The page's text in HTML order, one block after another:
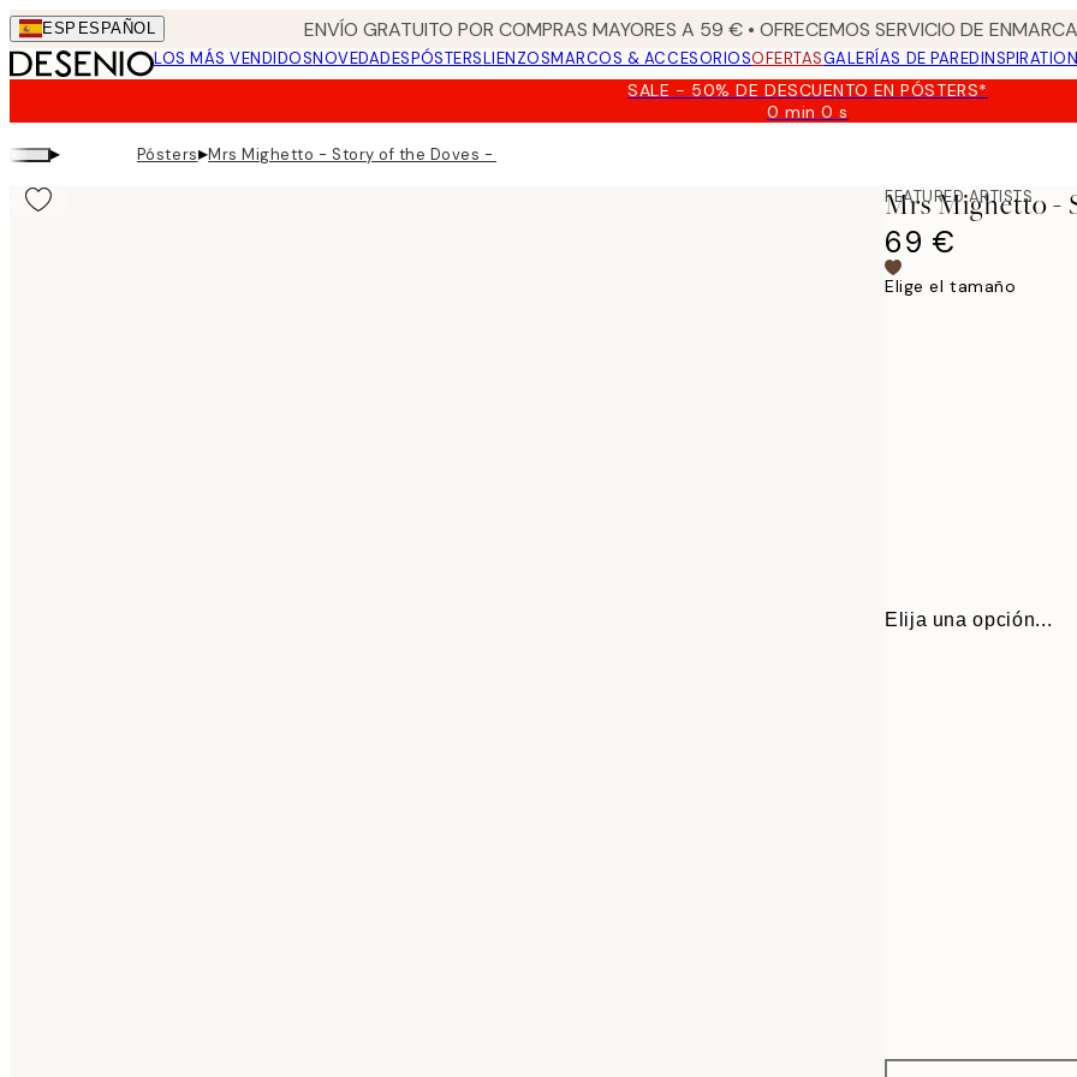
Skip
to
main
ESP ESPAÑOL ENVÍO GRATUITO POR COMPRAS MAYORES A 59 € • OFRECEMOS SERVICIO DE
LOS MÁS VENDIDOSNOVEDADESPÓSTERSLIENZOSMARCOS & ACCESORIOSOFERTASGALERÍAS DE PARED
SALE - 50% DE DESCUENTO EN PÓSTERS*
0 min0 s
Válido
▸ Pósters▸Mrs Mighetto - Story of the Doves - Kit No2
FEATURED ARTISTS
Mrs Mighetto -
69 €
Elige el tamaño
Elija una opción...